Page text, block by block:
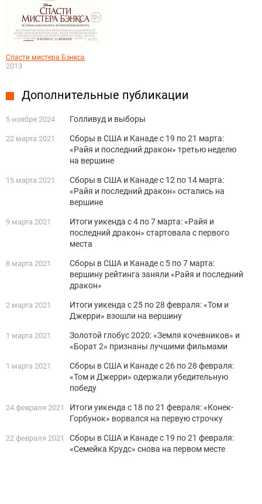
Спасти мистера Бэнкса
2013
Дополнительные публикации
5 ноября 2024 Голливуд и выборы
22 марта 2021
Сборы в США и Канаде с 19 по 21 марта:
«Райя и последний дракон» третью неделю
на вершине
15 марта 2021
Сборы в США и Канаде с 12 по 14 марта:
«Райя и последний дракон» остались на
вершине
9 марта 2021
Итоги уикенда с 4 по 7 марта: «Райя и
последний дракон» стартовала с первого
места
8 марта 2021
Сборы в США и Канаде с 5 по 7 марта:
вершину рейтинга заняли «Райя и последний
дракон»
2 марта 2021
Итоги уикенда с 25 по 28 февраля: «Том и
Джерри» взошли на вершину
1 марта 2021
Золотой глобус 2020: «Земля кочевников» и
«Борат 2» признаны лучшими фильмами
1 марта 2021
Сборы в США и Канаде с 26 по 28 февраля:
«Том и Джерри» одержали убедительную
победу
24 февраля 2021
Итоги уикенда с 18 по 21 февраля: «Конек-
Горбунок» ворвался на первую строчку
22 февраля 2021
Сборы в США и Канаде с 19 по 21 февраля:
«Семейка Крудс» снова на первом месте